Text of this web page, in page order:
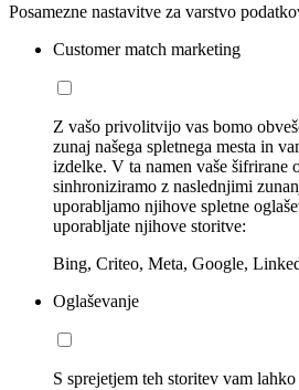
Posamezne nastavitve za varstvo
Customer match marketing
Z vašo privolitvijo vas bomo
zunaj našega spletnega mesta in
izdelke. V ta namen vaše šifrirane
sinhroniziramo z naslednjimi
uporabljamo njihove spletne
uporabljate njihove storitve:
Bing, Criteo, Meta, Google,
Oglaševanje
S sprejetjem teh storitev vam